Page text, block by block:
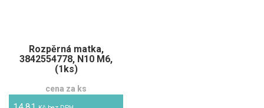
Rozpěrná matka,
3842554778, N10 M6,
(1ks)
cena za ks